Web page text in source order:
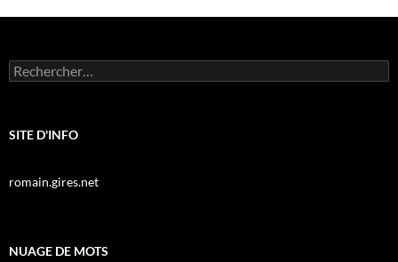
Rechercher :
SITE D'INFO
romain.gires.net
NUAGE DE MOTS